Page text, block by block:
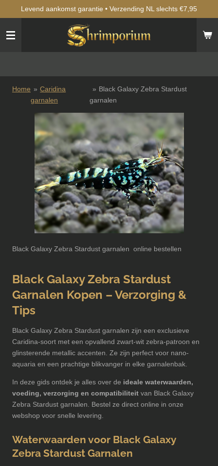
naar
hoofdinhoud
Levend aankomst garantie • Verzending NL slechts €7,95
Home » Caridina
garnalen
» Black Galaxy Zebra Stardust
garnalen
Black Galaxy Zebra Stardust garnalen online bestellen
Black Galaxy Zebra Stardust
Garnalen Kopen – Verzorging &
Tips
Black Galaxy Zebra Stardust garnalen zijn een exclusieve
Caridina-soort met een opvallend zwart-wit zebra-patroon en
glinsterende metallic accenten. Ze zijn perfect voor nano-
aquaria en een prachtige blikvanger in elke garnalenbak.
In deze gids ontdek je alles over de ideale waterwaarden,
voeding, verzorging en compatibiliteit van Black Galaxy
Zebra Stardust garnalen. Bestel ze direct online in onze
webshop voor snelle levering.
Waterwaarden voor Black Galaxy
Zebra Stardust Garnalen